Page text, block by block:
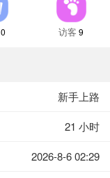
0 访客 9
新手上路
21 小时
2026-8-6 02:29